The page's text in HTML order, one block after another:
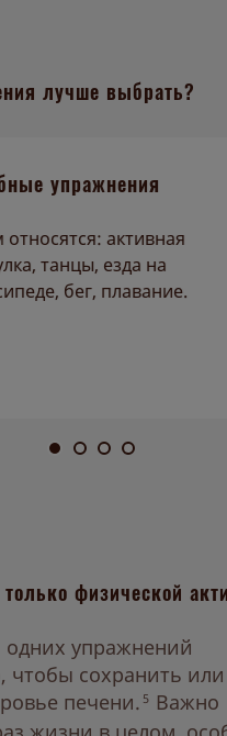
лучше выбрать?
упражнения
активная
танцы, езда на
бег, плавание.
физической
упражнений
чтобы сохранить или
печени. 5 Важно